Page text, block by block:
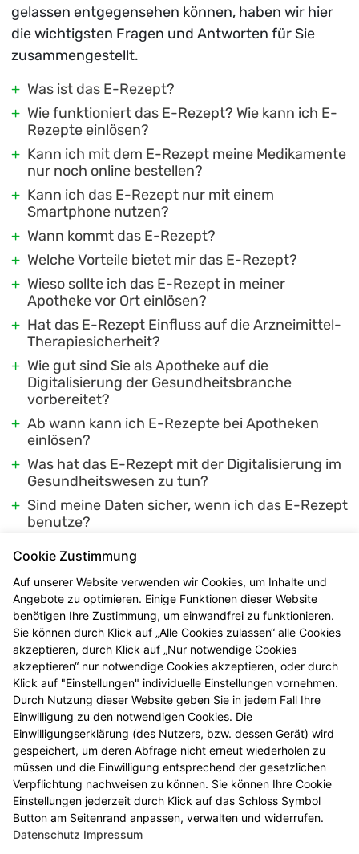
gelassen entgegensehen können, haben wir hier
die wichtigsten Fragen und Antworten für Sie
zusammengestellt.
Was ist das E-Rezept?
Wie funktioniert das E-Rezept? Wie kann ich E-
Rezepte einlösen?
Kann ich mit dem E-Rezept meine Medikamente
nur noch online bestellen?
Kann ich das E-Rezept nur mit einem
Smartphone nutzen?
Wann kommt das E-Rezept?
Welche Vorteile bietet mir das E-Rezept?
Wieso sollte ich das E-Rezept in meiner
Apotheke vor Ort einlösen?
Hat das E-Rezept Einfluss auf die Arzneimittel-
Therapiesicherheit?
Wie gut sind Sie als Apotheke auf die
Digitalisierung der Gesundheitsbranche
vorbereitet?
Ab wann kann ich E-Rezepte bei Apotheken
einlösen?
Was hat das E-Rezept mit der Digitalisierung im
Gesundheitswesen zu tun?
Sind meine Daten sicher, wenn ich das E-Rezept
benutze?
mit der elektronischen Gesundheitskarte
einzulösen?
Muss die Karte für den E-Rezept-Abruf
physisch im Kartenleser stecken oder ist ein
Abruf zum Beispiel über die
Versichertennummer möglich?
Gibt es Ausnahmen beim E-Rezept oder werden
alle Verordnungen als E-Rezept angeboten?
Gibt es bald ausschließlich E-Rezepte?
* Bis 12 Uhr vorbestellt sind die Produkte i.d.R. ab 16 Uhr
abholbereit. Beachten Sie bitte die jeweiligen Öffnungszeiten.
Vorbehaltlich der Lieferfähigkeit des Großhandels. Ausgenommen
sind Arzneimittel, die in der Apotheke hergestellt werden müssen
oder für die ein individueller Klärungsbedarf besteht, z. B. wenn
Cookie Zustimmung
Auf unserer Website verwenden wir Cookies, um Inhalte und
Angebote zu optimieren. Einige Funktionen dieser Website
benötigen Ihre Zustimmung, um einwandfrei zu funktionieren.
Sie können durch Klick auf „Alle Cookies zulassen“ alle Cookies
akzeptieren, durch Klick auf „Nur notwendige Cookies
akzeptieren“ nur notwendige Cookies akzeptieren, oder durch
Klick auf "Einstellungen" individuelle Einstellungen vornehmen.
Durch Nutzung dieser Website geben Sie in jedem Fall Ihre
Einwilligung zu den notwendigen Cookies. Die
Einwilligungserklärung (des Nutzers, bzw. dessen Gerät) wird
gespeichert, um deren Abfrage nicht erneut wiederholen zu
müssen und die Einwilligung entsprechend der gesetzlichen
Verpflichtung nachweisen zu können. Sie können Ihre Cookie
Einstellungen jederzeit durch Klick auf das Schloss Symbol
Button am Seitenrand anpassen, verwalten und widerrufen.
Datenschutz Impressum